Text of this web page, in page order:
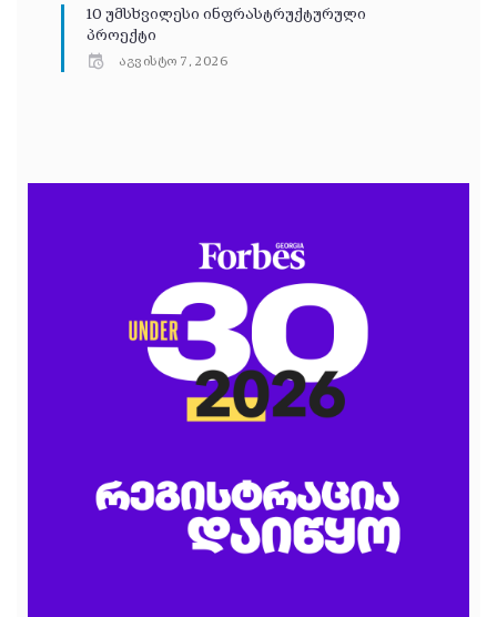
10 უმსხვილესი ინფრასტრუქტურული
პროექტი
აგვისტო 7, 2026